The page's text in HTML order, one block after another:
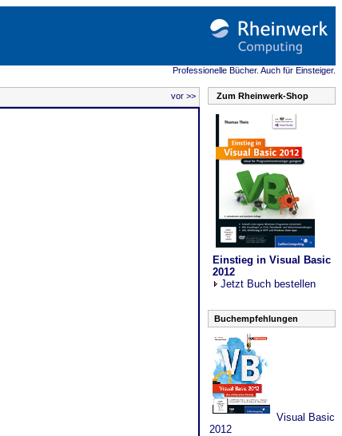
Professionelle Bücher. Auch für Einsteiger.
vor >> Zum Rheinwerk-Shop
Einstieg in Visual Basic
2012
Jetzt Buch bestellen
Buchempfehlungen
Visual Basic
2012